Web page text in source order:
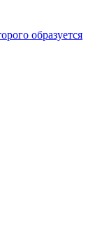
образуется